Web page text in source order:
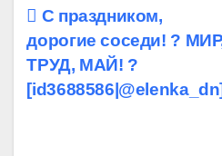
Навигация
по
записям
С праздником,
дорогие соседи! ?
ТРУД, МАЙ! ?
[id3688586|@elenka_dn]